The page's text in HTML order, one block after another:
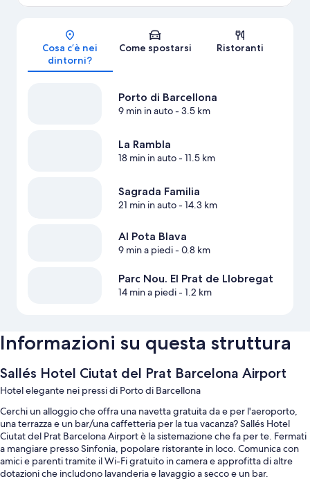
Mappa
Cosa c’è nei
dintorni?
Come spostarsi Ristoranti
Porto di Barcellona
9 min in auto- 3.5 km
La Rambla
18 min in auto- 11.5 km
Sagrada Familia
21 min in auto- 14.3 km
Al Pota Blava
9 min a piedi- 0.8 km
Parc Nou. El Prat de Llobregat
14 min a piedi- 1.2 km
Informazioni su questa struttura
Sallés Hotel Ciutat del Prat Barcelona Airport
Hotel elegante nei pressi di Porto di Barcellona
Cerchi un alloggio che offra una navetta gratuita da e per l'aeroporto,
una terrazza e un bar/una caffetteria per la tua vacanza? Sallés Hotel
Ciutat del Prat Barcelona Airport è la sistemazione che fa per te. Fermati
a mangiare presso Sinfonia, popolare ristorante in loco. Comunica con
amici e parenti tramite il Wi-Fi gratuito in camera e approfitta di altre
dotazioni che includono lavanderia e lavaggio a secco e un bar.